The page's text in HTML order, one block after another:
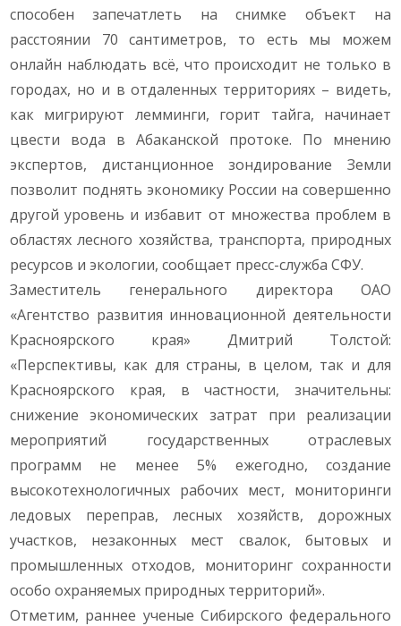
способен запечатлеть на снимке объект на
расстоянии 70 сантиметров, то есть мы можем
онлайн наблюдать всё, что происходит не только в
городах, но и в отдаленных территориях – видеть,
как мигрируют лемминги, горит тайга, начинает
цвести вода в Абаканской протоке. По мнению
экспертов, дистанционное зондирование Земли
позволит поднять экономику России на совершенно
другой уровень и избавит от множества проблем в
областях лесного хозяйства, транспорта, природных
ресурсов и экологии, сообщает пресс-служба СФУ.
Заместитель генерального директора ОАО
«Агентство развития инновационной деятельности
Красноярского края» Дмитрий Толстой:
«Перспективы, как для страны, в целом, так и для
Красноярского края, в частности, значительны:
снижение экономических затрат при реализации
мероприятий государственных отраслевых
программ не менее 5% ежегодно, создание
высокотехнологичных рабочих мест, мониторинги
ледовых переправ, лесных хозяйств, дорожных
участков, незаконных мест свалок, бытовых и
промышленных отходов, мониторинг сохранности
особо охраняемых природных территорий».
Отметим, раннее ученые Сибирского федерального